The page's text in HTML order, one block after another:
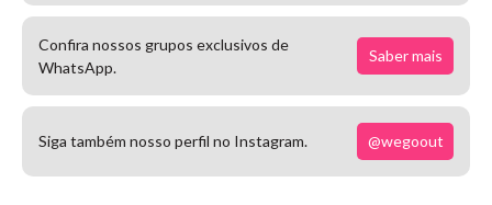
Confira nossos grupos exclusivos de
WhatsApp.
Saber mais
Siga também nosso perfil no Instagram. @wegoout